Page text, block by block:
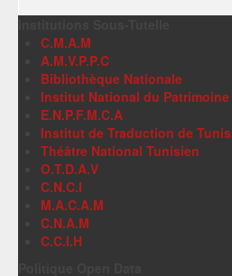
C.M.A.M
A.M.V.P.P.C
Bibliothèque Nationale
Institut National du Patrimoine
E.N.P.F.M.C.A
Institut de Traduction de Tunis
Théâtre National Tunisien
O.T.D.A.V
C.N.C.I
M.A.C.A.M
C.N.A.M
C.C.I.H